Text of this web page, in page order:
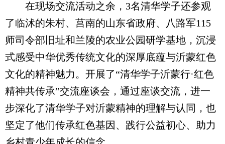
在现场交流活动之余，3名清华学子还参观
了临沭的朱村、莒南的山东省政府、八路军115
师司令部旧址和兰陵的农业公园研学基地，沉浸
式感受中华优秀传统文化的深厚底蕴与沂蒙红色
文化的精神魅力。开展了“清华学子沂蒙行·红色
精神共传承”交流座谈会，通过座谈交流，进一
步深化了清华学子对沂蒙精神的理解与认同，也
坚定了他们传承红色基因、践行公益初心、助力